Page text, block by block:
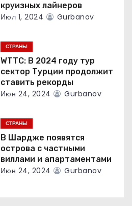
круизных лайнеров
Июл 1, 2024 Gurbanov
СТРАНЫ
WTTC: В 2024 году тур
сектор Турции продолжит
ставить рекорды
Июн 24, 2024 Gurbanov
СТРАНЫ
В Шардже появятся
острова с частными
виллами и апартаментами
Июн 24, 2024 Gurbanov